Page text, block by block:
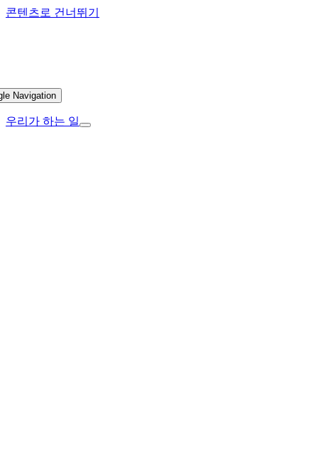
콘텐츠로 건너뛰기
Navigation
우리가 하는 일